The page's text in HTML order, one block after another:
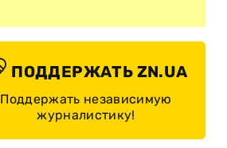
ПОДДЕРЖАТЬ ZN.UA
Поддержать независимую
журналистику!